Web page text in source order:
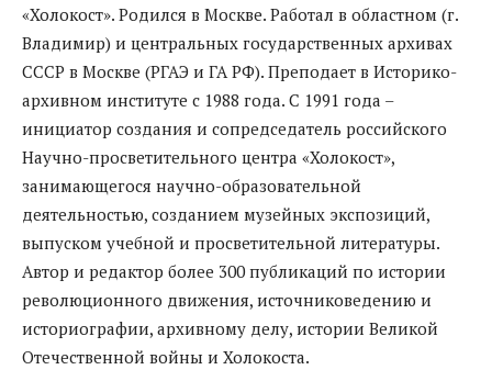
«Холокост». Родился в Москве. Работал в областном (г.
Владимир) и центральных государственных архивах
СССР в Москве (РГАЭ и ГА РФ). Преподает в Историко-
архивном институте с 1988 года. С 1991 года –
инициатор создания и сопредседатель российского
Научно-просветительного центра «Холокост»,
занимающегося научно-образовательной
деятельностью, созданием музейных экспозиций,
выпуском учебной и просветительной литературы.
Автор и редактор более 300 публикаций по истории
революционного движения, источниковедению и
историографии, архивному делу, истории Великой
Отечественной войны и Холокоста.